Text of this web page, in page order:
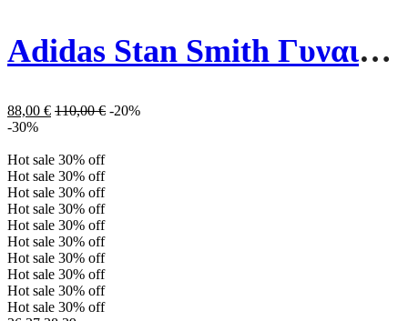
Adidas Stan Smith Γυναικεία Sneakers ΕF6876 Λευκό
88,00 € 110,00€ -20%
-30%
Hot sale 30% off
Hot sale 30% off
Hot sale 30% off
Hot sale 30% off
Hot sale 30% off
Hot sale 30% off
Hot sale 30% off
Hot sale 30% off
Hot sale 30% off
Hot sale 30% off